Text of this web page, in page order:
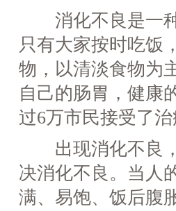
消化不良是一种
只有大家按时吃饭
物，以清淡食物为
自己的肠胃，健康
过6万市民接受了
出现消化不良，
决消化不良。当人
满、易饱、饭后腹